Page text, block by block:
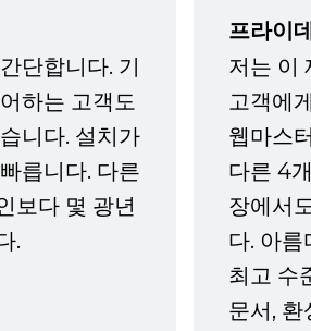
단합니다. 기
하는 고객도
니다. 설치가
릅니다. 다른
보다 몇 광년
.
프라이
저는 이
고객에
웹마스
다른 4
장에서
다. 아름
최고 수
문서,